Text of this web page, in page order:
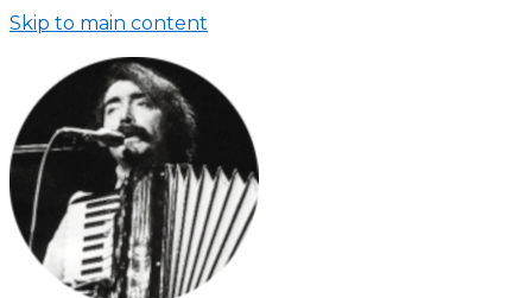
Skip to main content